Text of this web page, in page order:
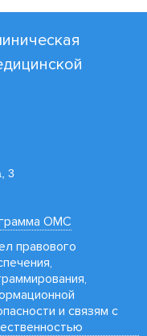
3
ОМС
правового
и связям с